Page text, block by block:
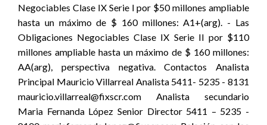
Negociables Clase IX Serie I por $50 millones ampliable
hasta un máximo de $ 160 millones: A1+(arg). - Las
Obligaciones Negociables Clase IX Serie II por $110
millones ampliable hasta un máximo de $ 160 millones:
AA(arg), perspectiva negativa. Contactos Analista
Principal Mauricio Villarreal Analista 5411- 5235 - 8131
mauricio.villarreal@fixscr.com Analista secundario
Maria Fernanda López Senior Director 5411 – 5235 -